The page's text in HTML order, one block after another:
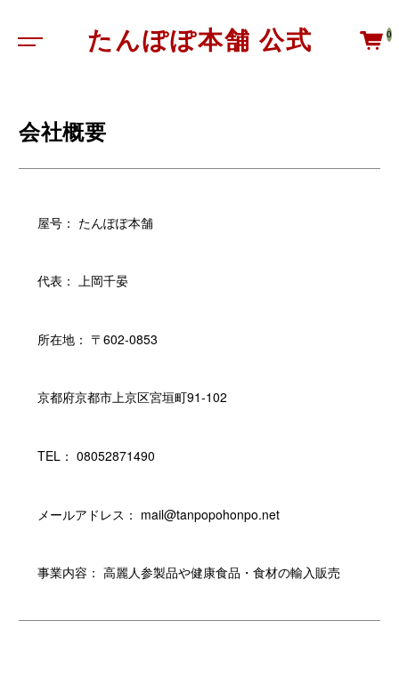
たんぽぽ本舗 公式 0
会社概要
屋号： たんぽぽ本舗
代表： 上岡千晏
所在地： 〒602-0853
京都府京都市上京区宮垣町91-102
TEL： 08052871490
メールアドレス： mail@tanpopohonpo.net
事業内容： 高麗人参製品や健康食品・食材の輸入販売